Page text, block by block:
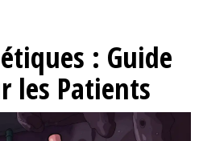
: Guide
les Patients